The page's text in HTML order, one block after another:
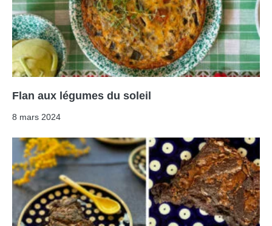
Flan aux légumes du soleil
8 mars 2024